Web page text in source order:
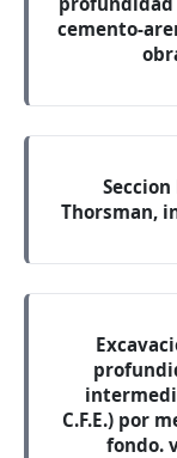
cemento-
Thorsman,
C.F.E.) por
fondo.